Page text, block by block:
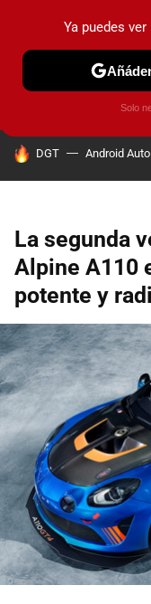
PRUEBAS
HOY SE HABLA DE
DGT Android Auto
La segunda
Alpine A110
potente y
Ya puedes
Solo